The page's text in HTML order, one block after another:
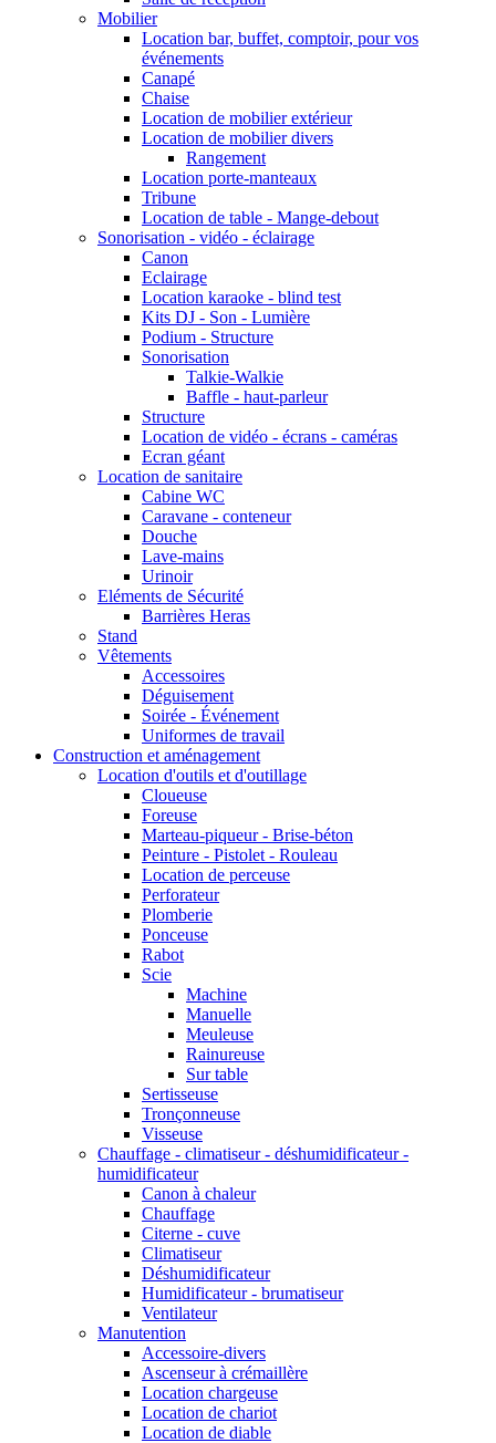
Mobilier
Location bar, buffet, comptoir, pour vos
événements
Canapé
Chaise
Location de mobilier extérieur
Location de mobilier divers
Rangement
Location porte-manteaux
Tribune
Location de table - Mange-debout
Sonorisation - vidéo - éclairage
Canon
Eclairage
Location karaoke - blind test
Kits DJ - Son - Lumière
Podium - Structure
Sonorisation
Talkie-Walkie
Baffle - haut-parleur
Structure
Location de vidéo - écrans - caméras
Ecran géant
Location de sanitaire
Cabine WC
Caravane - conteneur
Douche
Lave-mains
Urinoir
Eléments de Sécurité
Barrières Heras
Stand
Vêtements
Accessoires
Déguisement
Soirée - Événement
Uniformes de travail
Construction et aménagement
Location d'outils et d'outillage
Cloueuse
Foreuse
Marteau-piqueur - Brise-béton
Peinture - Pistolet - Rouleau
Location de perceuse
Perforateur
Plomberie
Ponceuse
Rabot
Scie
Machine
Manuelle
Meuleuse
Rainureuse
Sur table
Sertisseuse
Tronçonneuse
Visseuse
Chauffage - climatiseur - déshumidificateur -
humidificateur
Canon à chaleur
Chauffage
Citerne - cuve
Climatiseur
Déshumidificateur
Humidificateur - brumatiseur
Ventilateur
Manutention
Accessoire-divers
Ascenseur à crémaillère
Location chargeuse
Location de chariot
Location de diable